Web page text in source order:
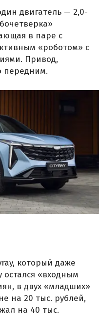
двигатель — 2,0-
в паре с
«роботом» с
Привод,
передним.
который даже
«входным
в двух «младших»
на 20 тыс. рублей,
на 40 тыс.